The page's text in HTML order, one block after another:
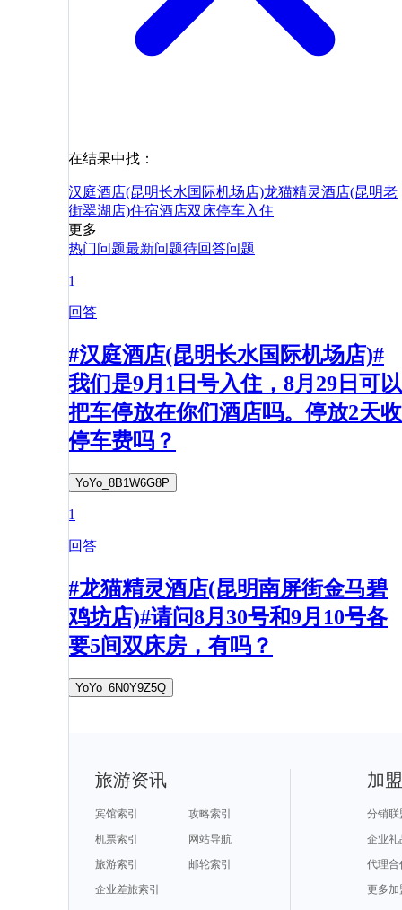
在结果中找：
汉庭酒店(昆明长水国际机场店)龙猫精灵酒店(昆明老
街翠湖店)住宿酒店双床停车入住
更多
热门问题最新问题待回答问题
1
回答
#汉庭酒店(昆明长水国际机场店)#
我们是9月1日号入住，8月29日可以
把车停放在你们酒店吗。停放2天收
停车费吗？
YoYo_8B1W6G8P
1
回答
#龙猫精灵酒店(昆明南屏街金马碧
鸡坊店)#请问8月30号和9月10号各
要5间双床房，有吗？
YoYo_6N0Y9Z5Q
旅游资讯
宾馆索引
攻略索引
机票索引
网站导航
旅游索引
邮轮索引
企业差旅索引
加
分销联
企业礼
代理合
更多加